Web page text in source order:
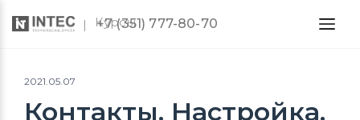
Курсы
+7 (351) 777-80-70
2021.05.07
Контакты. Настройка,